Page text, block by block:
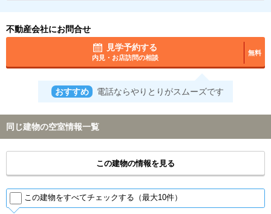
不動産会社にお問合せ
見学予約する
内見・お店訪問の相談
無料
おすすめ 電話ならやりとりがスムーズです
同じ建物の空室情報一覧
この建物の情報を見る
この建物をすべてチェックする（最大10件）